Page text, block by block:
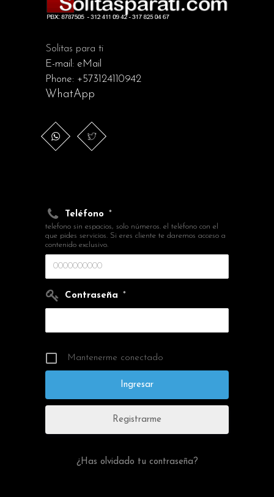
Solitas para ti
E-mail: eMail
Phone: +573124110942
WhatApp
Teléfono *
telefono sin espacios, solo números. el teléfono con el
que pides servicios. Si eres cliente te daremos acceso a
contenido exclusivo.
Contraseña *
Mantenerme conectado
Registrarme
¿Has olvidado tu contraseña?